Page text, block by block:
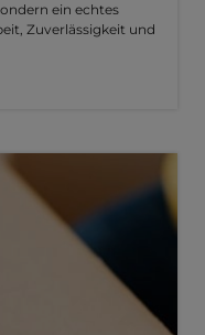
ein echtes
Zuverlässigkeit und